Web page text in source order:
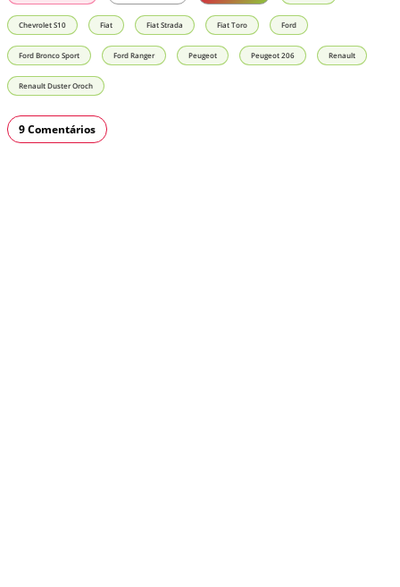
Chevrolet S10 Fiat Fiat Strada Fiat Toro Ford
Ford Bronco Sport Ford Ranger Peugeot Peugeot 206 Renault
Renault Duster Oroch
9 Comentários